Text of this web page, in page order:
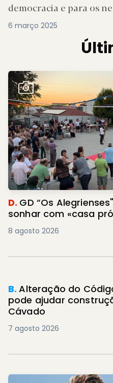
democracia e para os
6 março 2025
D. GD “Os
sonhar com «casa
8 agosto 2026
B.Alteração do Código das Expropriações
pode ajudar
Cávado
7 agosto 2026